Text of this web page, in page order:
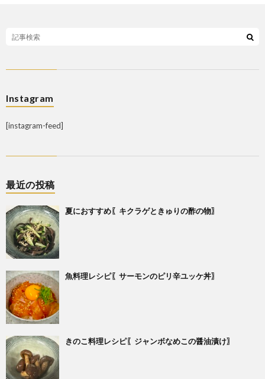
Instagram
[instagram-feed]
最近の投稿
夏におすすめ〖キクラゲときゅりの酢の物〗
魚料理レシピ〖サーモンのピリ辛ユッケ丼〗
きのこ料理レシピ〖ジャンボなめこの醤油漬け〗